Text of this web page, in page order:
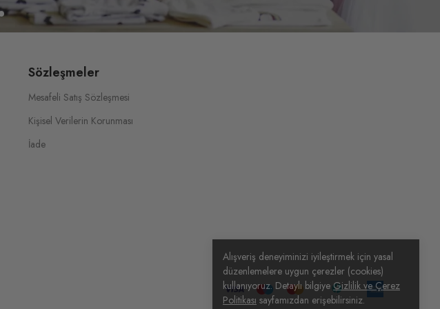
Alışveriş deneyiminizi iyileştirmek için yasal
düzenlemelere uygun çerezler (cookies)
kullanıyoruz. Detaylı bilgiyeGizlilik ve Çerez
Politikası sayfamızdan erişebilirsiniz.
Sözleşmeler
Mesafeli Satış Sözleşmesi
Kişisel Verilerin Korunması
İade